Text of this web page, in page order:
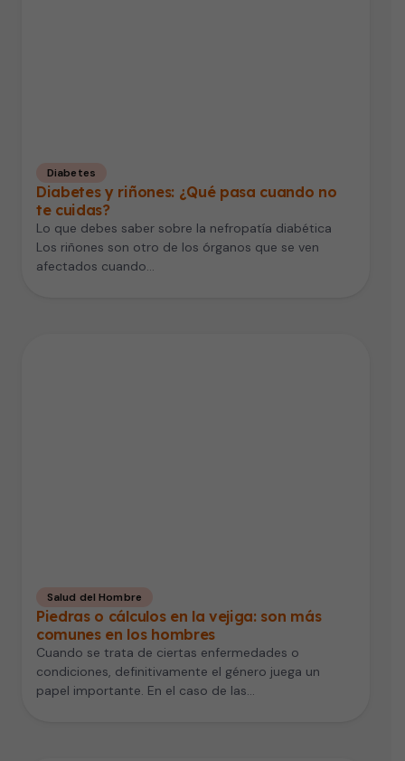
Diabetes
Diabetes y riñones: ¿Qué pasa cuando no
te cuidas?
Lo que debes saber sobre la nefropatía diabética
Los riñones son otro de los órganos que se ven
afectados cuando…
Salud del Hombre
Piedras o cálculos en la vejiga: son más
comunes en los hombres
Cuando se trata de ciertas enfermedades o
condiciones, definitivamente el género juega un
papel importante. En el caso de las…